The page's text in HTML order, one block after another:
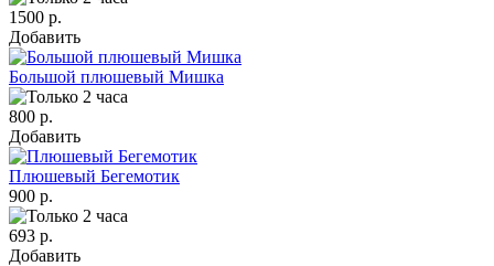
1500 р.
Добавить
Большой плюшевый Мишка
800 р.
Добавить
Плюшевый Бегемотик
900 р.
693 р.
Добавить